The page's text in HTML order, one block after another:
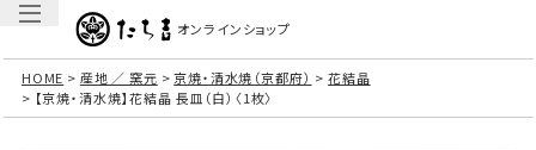
オンラインショップ
HOME 産地 ／ 窯元 京焼・清水焼（京都府）
花結晶
【京焼・清水焼】花結晶 長皿（白）〈1枚〉